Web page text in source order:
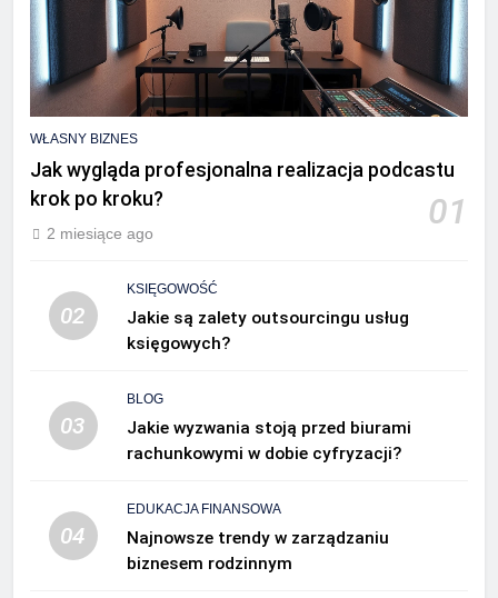
WŁASNY BIZNES
Jak wygląda profesjonalna realizacja podcastu
krok po kroku?
01
2 miesiące ago
02
KSIĘGOWOŚĆ
Jakie są zalety outsourcingu usług
księgowych?
03
BLOG
Jakie wyzwania stoją przed biurami
rachunkowymi w dobie cyfryzacji?
04
EDUKACJA FINANSOWA
Najnowsze trendy w zarządzaniu
biznesem rodzinnym